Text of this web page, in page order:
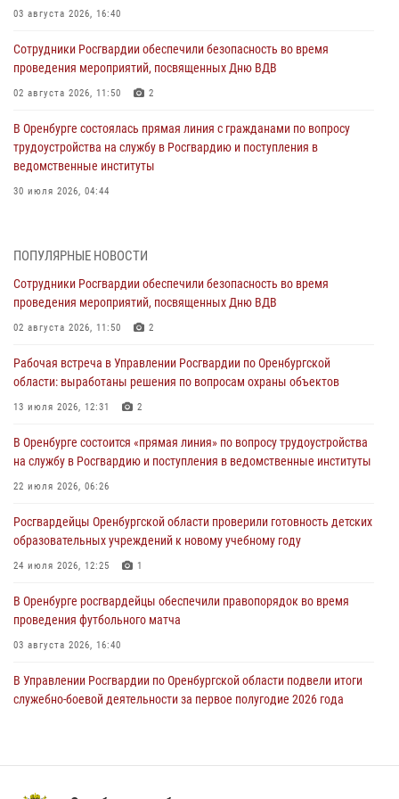
03 августа 2026, 16:40
Сотрудники Росгвардии обеспечили безопасность во время
проведения мероприятий, посвященных Дню ВДВ
02 августа 2026, 11:50 2
В Оренбурге состоялась прямая линия с гражданами по вопросу
трудоустройства на службу в Росгвардию и поступления в
ведомственные институты
30 июля 2026, 04:44
28 июля 2026, 09:41 1
Росгвардейцы обеспечили правопорядок на праздновании Дня
ВМФ в Оренбурге
27 июля 2026, 14:36 2
Росгвардейцы предотвратили трагедию: спасен мужчина в тяжелой
жизненной ситуации (ВИДЕО)
26 июля 2026, 14:45 1
Росгвардейцы Оренбургской области проверили готовность детских
образовательных учреждений к новому учебному году
24 июля 2026, 12:25
При силовой поддержке ОМОН «Кобра» Росгвардии в Оренбурге
проведён рейд по строительным объектам
23 июля 2026, 10:47
ПОПУЛЯРНЫЕ НОВОСТИ
Сотрудники Росгвардии обеспечили безопасность во время
проведения мероприятий, посвященных Дню ВДВ
02 августа 2026, 11:50 2
Рабочая встреча в Управлении Росгвардии по Оренбургской
области: выработаны решения по вопросам охраны объектов
13 июля 2026, 12:31 2
В Оренбурге состоится «прямая линия» по вопросу трудоустройства
на службу в Росгвардию и поступления в ведомственные институты
22 июля 2026, 06:26
Росгвардейцы Оренбургской области проверили готовность детских
образовательных учреждений к новому учебному году
24 июля 2026, 12:25 1
В Оренбурге росгвардейцы обеспечили правопорядок во время
проведения футбольного матча
03 августа 2026, 16:40
В Управлении Росгвардии по Оренбургской области подвели итоги
служебно-боевой деятельности за первое полугодие 2026 года